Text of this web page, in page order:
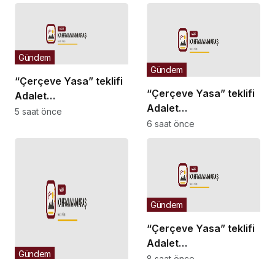
“Çerçeve Yasa” teklifi
Adalet
Komisyonu’nda… İYİ
MHP’li Bülbül arasında
Gündem
5 saat önce
“Çerçeve Yasa” teklifi
Adalet
Komisyonu’nda… İYİ
Partili Rıdvan Uz,
Yüksel’in üzerine
yürüdü
Gündem
6 saat önce
Gündem
“Çerçeve Yasa” teklifi
Adalet
Gündem